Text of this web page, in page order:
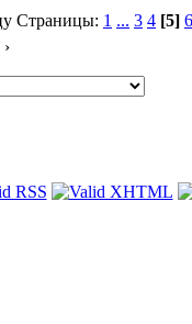
Страницы: 1 ... 3 4 [5] 6
›